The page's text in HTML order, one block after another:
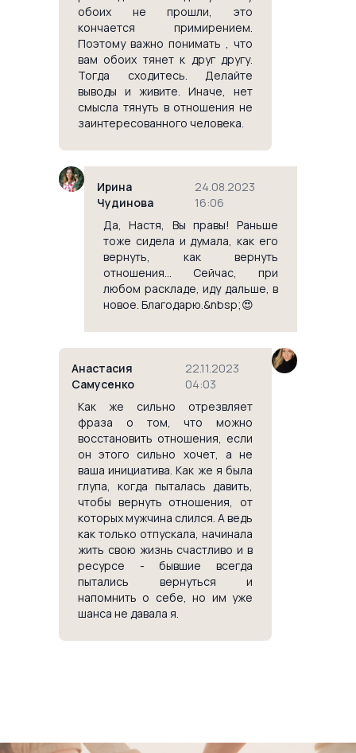
обоих не прошли, это
кончается примирением.
Поэтому важно понимать , что
вам обоих тянет к друг другу.
Тогда сходитесь. Делайте
выводы и живите. Иначе, нет
смысла тянуть в отношения не
заинтересованного человека.
Ирина
Чудинова
24.08.2023
16:06
Да, Настя, Вы правы! Раньше
тоже сидела и думала, как его
вернуть, как вернуть
отношения... Сейчас, при
любом раскладе, иду дальше, в
новое. Благодарю.&nbsp;😍
Анастасия
Самусенко
22.11.2023
04:03
Как же сильно отрезвляет
фраза о том, что можно
восстановить отношения, если
он этого сильно хочет, а не
ваша инициатива. Как же я была
глупа, когда пыталась давить,
чтобы вернуть отношения, от
которых мужчина слился. А ведь
как только отпускала, начинала
жить свою жизнь счастливо и в
ресурсе - бывшие всегда
пытались вернуться и
напомнить о себе, но им уже
шанса не давала я.